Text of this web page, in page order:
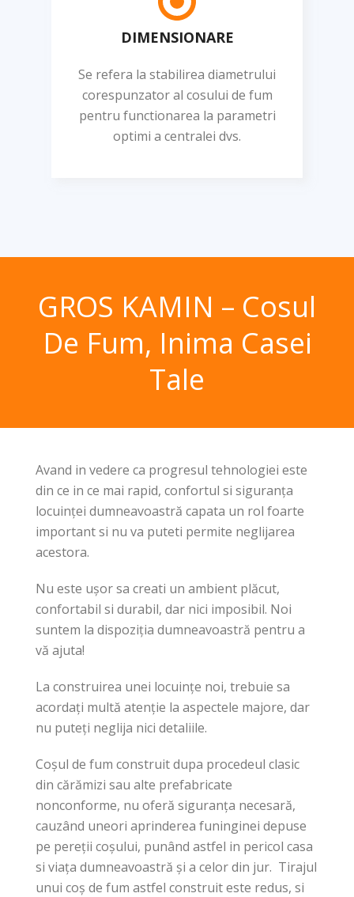
DIMENSIONARE
Se refera la stabilirea diametrului
corespunzator al cosului de fum
pentru functionarea la parametri
optimi a centralei dvs.
GROS KAMIN – Cosul
De Fum, Inima Casei
Tale
Avand in vedere ca progresul tehnologiei este
din ce in ce mai rapid, confortul si siguranța
locuinței dumneavoastră capata un rol foarte
important si nu va puteti permite neglijarea
acestora.
Nu este ușor sa creati un ambient plăcut,
confortabil si durabil, dar nici imposibil. Noi
suntem la dispoziția dumneavoastră pentru a
vă ajuta!
La construirea unei locuințe noi, trebuie sa
acordați multă atenție la aspectele majore, dar
nu puteți neglija nici detaliile.
Coșul de fum construit dupa procedeul clasic
din cărămizi sau alte prefabricate
nonconforme, nu oferă siguranța necesară,
cauzând uneori aprinderea funinginei depuse
pe pereții coșului, punând astfel in pericol casa
si viața dumneavoastră și a celor din jur. Tirajul
unui coș de fum astfel construit este redus, si